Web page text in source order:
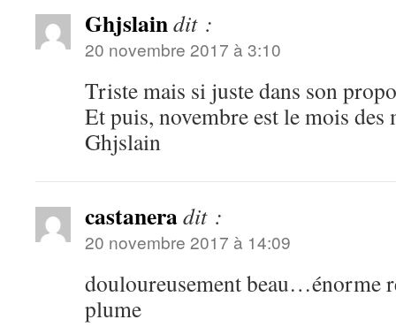
Ghjslaindit :
20 novembre 2017 à 3:10
Triste mais si juste dans son
Et puis, novembre est le mois des
Ghjslain
castaneradit :
20 novembre 2017 à 14:09
douloureusement beau…énorme
plume